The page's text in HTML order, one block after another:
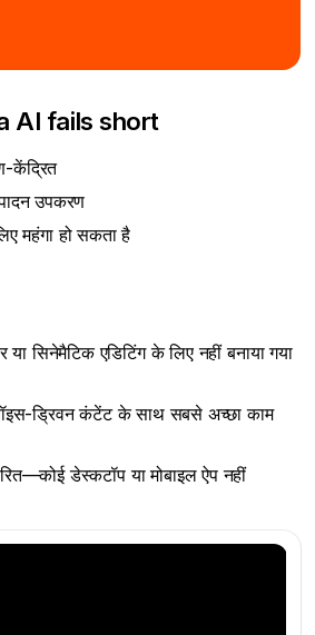
AI fails short
केंद्रित
उपकरण
महंगा हो सकता है
सिनेमैटिक एडिटिंग के लिए नहीं बनाया गया
ड्रिवन कंटेंट के साथ सबसे अच्छा काम
डेस्कटॉप या मोबाइल ऐप नहीं